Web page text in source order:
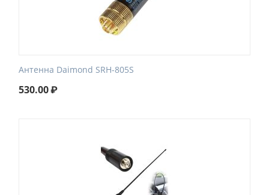
Антенна Daimond SRH-805S
530.00₽